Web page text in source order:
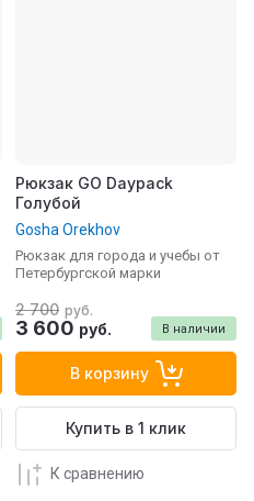
Рюкзак GO Daypack
Голубой
Gosha Orekhov
Рюкзак для города и учебы от
Петербургской марки
В наличии
2 700 руб.
3 600 руб.
В корзину
Купить в 1 клик
К сравнению